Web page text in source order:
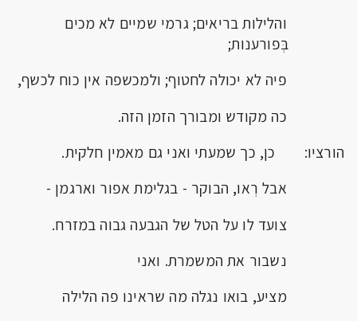
והלילות בריאים; גרמי שמיים לא מכים
בְּפורענות;
פיה לא יכולה לחטוף; ולמכשפה אין כוח לכשף,
כה מקודש ומבורך הזמן הזה.
הורציו: כן, כך שמעתי ואני גם מאמין חלקית.
אבל רְאו, הבוקר - בגלימת אפור וארגמן -
צועד לו על הטל של הגבעה גבוה במזרח.
נשבור את המשמרת. ואני
מציע, בואו נגלה מה שראינו פה הלילה